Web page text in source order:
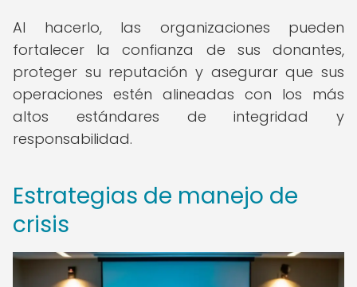
Al hacerlo, las organizaciones pueden
fortalecer la confianza de sus donantes,
proteger su reputación y asegurar que sus
operaciones estén alineadas con los más
altos estándares de integridad y
responsabilidad.
Estrategias de manejo de
crisis